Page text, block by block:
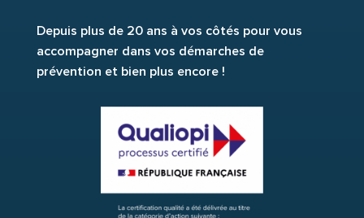
Depuis plus de 20 ans à vos côtés pour vous
accompagner dans vos démarches de
prévention et bien plus encore !